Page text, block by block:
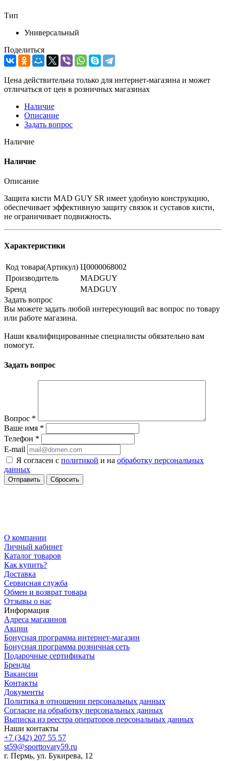
Тип
Универсальный
Поделиться
Цена действительна только для интернет-магазина и может
отличаться от цен в розничных магазинах
Наличие
Описание
Задать вопрос
Наличие
Наличие
Описание
Защита кисти MAD GUY SR имеет удобную конструкцию,
обеспечивает эффективную защиту связок и суставов кисти,
не ограничивает подвижность.
Характеристики
Код товара(Артикул) Ц0000068002
Производитель
MADGUY
Бренд
MADGUY
Задать вопрос
Вы можете задать любой интересующий вас вопрос по товару
или работе магазина.
Наши квалифицированные специалисты обязательно вам
помогут.
Задать вопрос
Вопрос *
Ваше имя *
Телефон *
E-mail
Я согласен с политикой и на обработку персональных
данных
Сбросить
О компании
Личный кабинет
Каталог товаров
Как купить?
Доставка
Сервисная служба
Обмен и возврат товара
Отзывы о нас
Информация
Адреса магазинов
Акции
Бонусная программа интернет-магазин
Бонусная программа розничная сеть
Подарочные сертификаты
Бренды
Вакансии
Контакты
Документы
Политика в отношении персональных данных
Согласие на обработку персональных данных
Выписка из реестра операторов персональных данных
Наши контакты
+7 (342) 207 55 57
st59@sporttovary59.ru
г. Пермь, ул. Букирева, 12